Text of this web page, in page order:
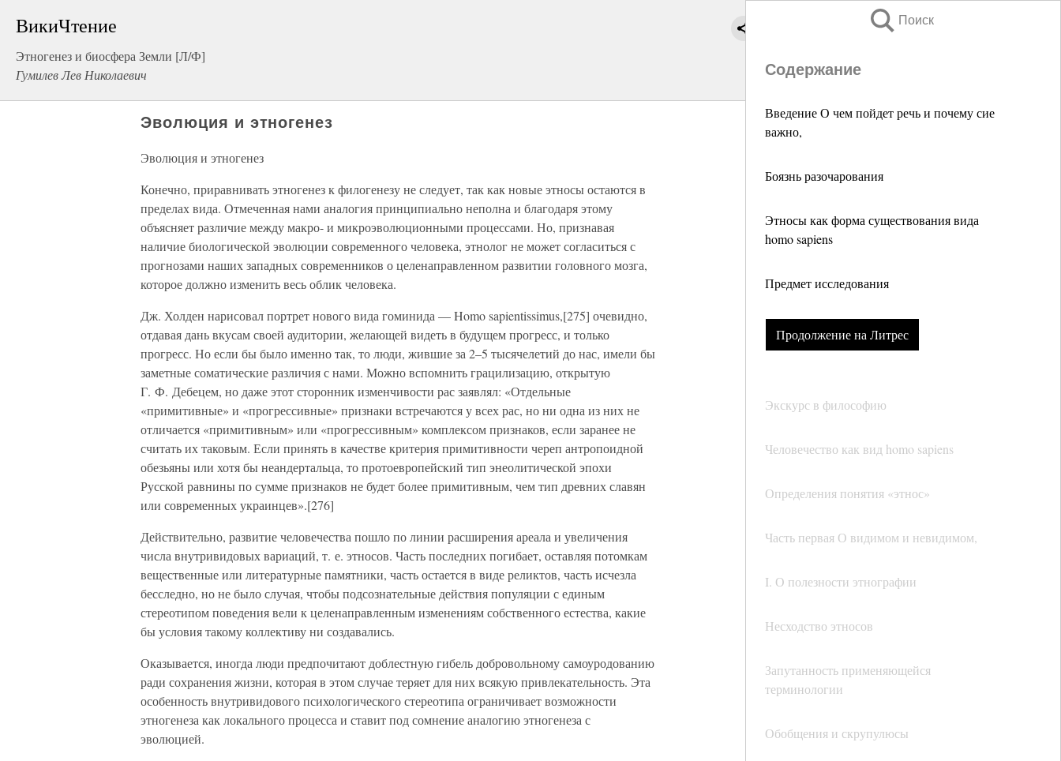
ВикиЧтение
Этногенез и биосфера Земли [Л/Ф]
Гумилев Лев Николаевич
Поиск
Содержание
Введение О чем пойдет речь и почему сие
важно,
Боязнь разочарования
Этносы как форма существования вида
homo sapiens
Предмет исследования
Продолжение на Литрес
Экскурс в философию
Человечество как вид homo sapiens
Определения понятия «этнос»
Часть первая О видимом и невидимом,
I. О полезности этнографии
Несходство этносов
Запутанность применяющейся
терминологии
Обобщения и скрупулюсы
Эволюция и этногенез
Эволюция и этногенез
Конечно, приравнивать этногенез к филогенезу не следует, так как новые этносы остаются в
пределах вида. Отмеченная нами аналогия принципиально неполна и благодаря этому
объясняет различие между макро- и микроэволюционными процессами. Но, признавая
наличие биологической эволюции современного человека, этнолог не может согласиться с
прогнозами наших западных современников о целенаправленном развитии головного мозга,
которое должно изменить весь облик человека.
Дж. Холден нарисовал портрет нового вида гоминида — Homo sapientissimus,[275] очевидно,
отдавая дань вкусам своей аудитории, желающей видеть в будущем прогресс, и только
прогресс. Но если бы было именно так, то люди, жившие за 2–5 тысячелетий до нас, имели бы
заметные соматические различия с нами. Можно вспомнить грацилизацию, открытую
Г. Ф. Дебецем, но даже этот сторонник изменчивости рас заявлял: «Отдельные
«примитивные» и «прогрессивные» признаки встречаются у всех рас, но ни одна из них не
отличается «примитивным» или «прогрессивным» комплексом признаков, если заранее не
считать их таковым. Если принять в качестве критерия примитивности череп антропоидной
обезьяны или хотя бы неандертальца, то протоевропейский тип энеолитической эпохи
Русской равнины по сумме признаков не будет более примитивным, чем тип древних славян
или современных украинцев».[276]
Действительно, развитие человечества пошло по линии расширения ареала и увеличения
числа внутривидовых вариаций, т. е. этносов. Часть последних погибает, оставляя потомкам
вещественные или литературные памятники, часть остается в виде реликтов, часть исчезла
бесследно, но не было случая, чтобы подсознательные действия популяции с единым
стереотипом поведения вели к целенаправленным изменениям собственного естества, какие
бы условия такому коллективу ни создавались.
Оказывается, иногда люди предпочитают доблестную гибель добровольному самоуродованию
ради сохранения жизни, которая в этом случае теряет для них всякую привлекательность. Эта
особенность внутривидового психологического стереотипа ограничивает возможности
этногенеза как локального процесса и ставит под сомнение аналогию этногенеза с
эволюцией.